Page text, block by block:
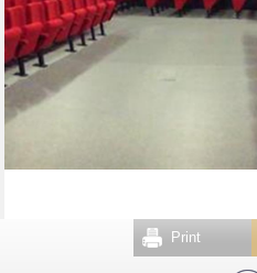
Print